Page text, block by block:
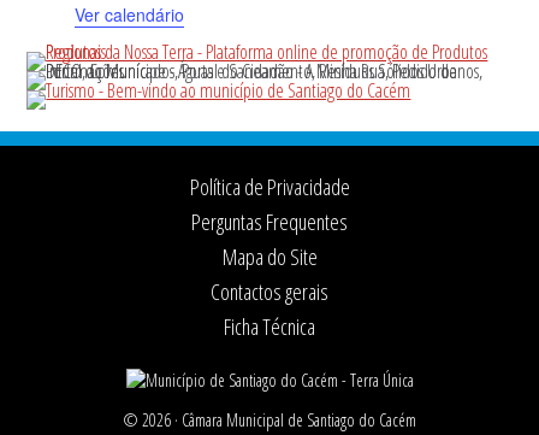
Ver calendário
Footer
Política de Privacidade
Perguntas Frequentes
Mapa do Site
Contactos gerais
Ficha Técnica
© 2026 · Câmara Municipal de Santiago do Cacém